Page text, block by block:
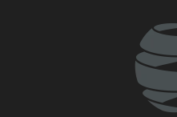
mapigo kwa tishio lolote lile
Uturuki, Saudi Arabia na
ulinzi huku nguvu ya Marekani